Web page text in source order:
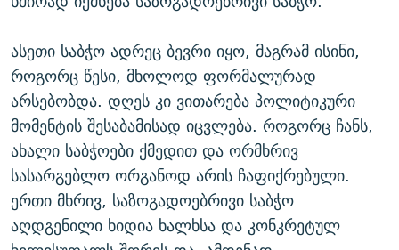
ასეთი საბჭო ადრეც ბევრი იყო, მაგრამ ისინი,
როგორც წესი, მხოლოდ ფორმალურად
არსებობდა. დღეს კი ვითარება პოლიტიკური
მომენტის შესაბამისად იცვლება. როგორც ჩანს,
ახალი საბჭოები ქმედით და ორმხრივ
სასარგებლო ორგანოდ არის ჩაფიქრებული.
ერთი მხრივ, საზოგადოებრივი საბჭო
აღდგენილი ხიდია ხალხსა და კონკრეტულ